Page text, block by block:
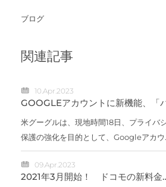
ブログ
関連記事
10.Apr.2023
GOOGLEアカウントに新機能、「
米グーグルは、現地時間18日、プライバ
保護の強化を目的として、Googleアカウ
トのセキュリティ向上を図る新機能を発
た。「Quick Delete（クイック デリー
ト）」「Locked Folder（ロック フォル
09.Apr.2023
2021年3月開始！ ドコモの新料金